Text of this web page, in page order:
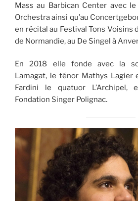
Mass au Barbican Center avec
Orchestra ainsi qu’au
en récital au Festival Tons Voisins
de Normandie, au De Singel à
En 2018 elle fonde avec la
Lamagat, le ténor Mathys Lagier
Fardini le quatuor L’Archipel,
Fondation Singer Polignac.